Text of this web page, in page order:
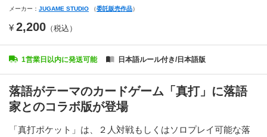
メーカー： JUGAME STUDIO （委託販売作品）
¥ 2,200 （税込）
1営業日以内に発送可能 日本語ルール付き/日本語版
落語がテーマのカードゲーム「真打」に落語
家とのコラボ版が登場
「真打ポケット」は、２人対戦もしくはソロプレイ可能な落